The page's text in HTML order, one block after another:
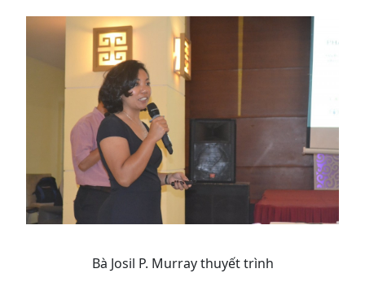
Bà Josil P. Murray thuyết trình